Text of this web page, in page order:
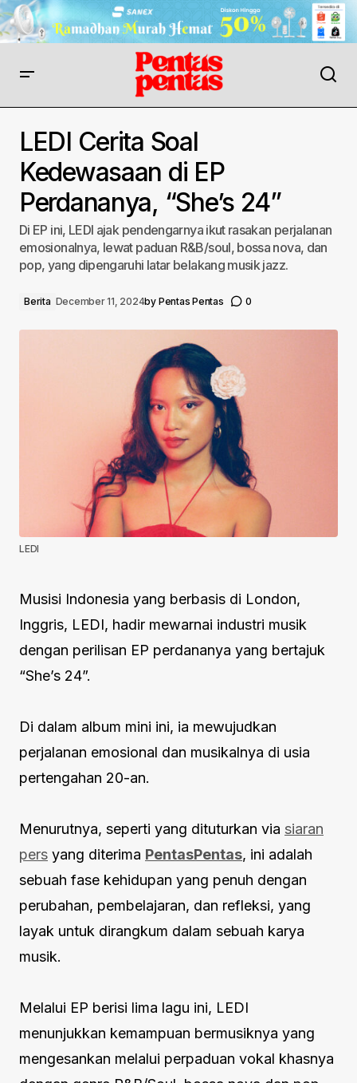
LEDI Cerita Soal
Kedewasaan di EP
Perdananya, “She’s 24”
Di EP ini, LEDI ajak pendengarnya ikut rasakan perjalanan
emosionalnya, lewat paduan R&B/soul, bossa nova, dan
pop, yang dipengaruhi latar belakang musik jazz.
Berita December 11, 2024by Pentas Pentas 0
LEDI
Musisi Indonesia yang berbasis di London,
Inggris, LEDI, hadir mewarnai industri musik
dengan perilisan EP perdananya yang bertajuk
“She’s 24”.
Di dalam album mini ini, ia mewujudkan
perjalanan emosional dan musikalnya di usia
pertengahan 20-an.
Menurutnya, seperti yang dituturkan via siaran
pers yang diterima PentasPentas, ini adalah
sebuah fase kehidupan yang penuh dengan
perubahan, pembelajaran, dan refleksi, yang
layak untuk dirangkum dalam sebuah karya
musik.
Melalui EP berisi lima lagu ini, LEDI
menunjukkan kemampuan bermusiknya yang
mengesankan melalui perpaduan vokal khasnya